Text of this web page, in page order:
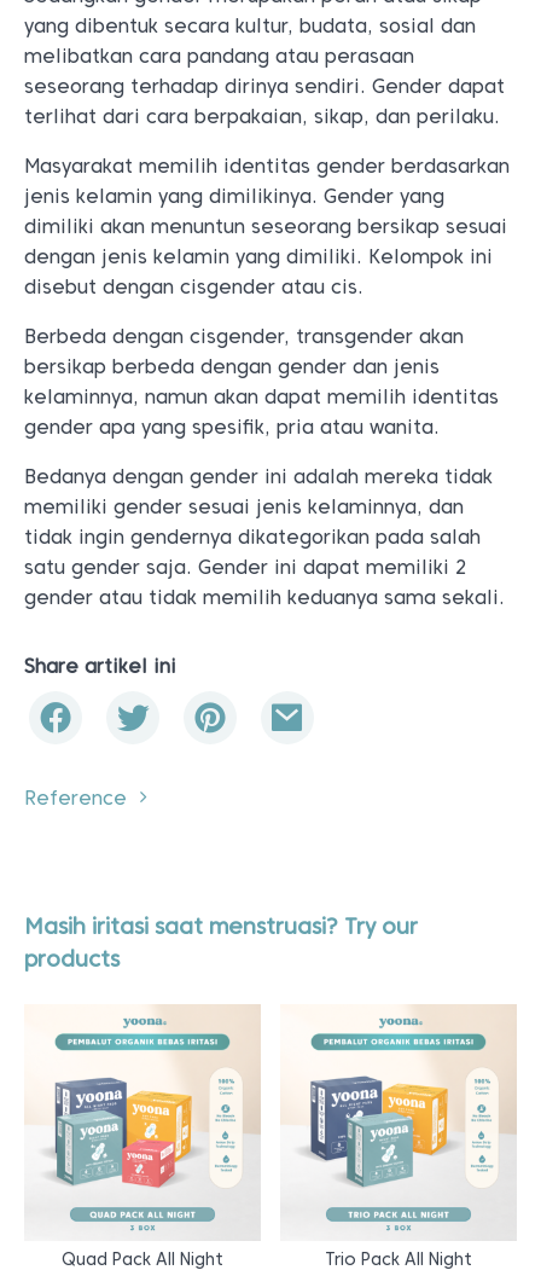
yang dibentuk secara kultur, budata, sosial dan
melibatkan cara pandang atau perasaan
seseorang terhadap dirinya sendiri. Gender dapat
terlihat dari cara berpakaian, sikap, dan perilaku.
Masyarakat memilih identitas gender berdasarkan
jenis kelamin yang dimilikinya. Gender yang
dimiliki akan menuntun seseorang bersikap sesuai
dengan jenis kelamin yang dimiliki. Kelompok ini
disebut dengan cisgender atau cis.
Berbeda dengan cisgender, transgender akan
bersikap berbeda dengan gender dan jenis
kelaminnya, namun akan dapat memilih identitas
gender apa yang spesifik, pria atau wanita.
Bedanya dengan gender ini adalah mereka tidak
memiliki gender sesuai jenis kelaminnya, dan
tidak ingin gendernya dikategorikan pada salah
satu gender saja. Gender ini dapat memiliki 2
gender atau tidak memilih keduanya sama sekali.
Share artikel ini
Reference
Masih iritasi saat menstruasi? Try our
products
Quad Pack All Night Trio Pack All Night